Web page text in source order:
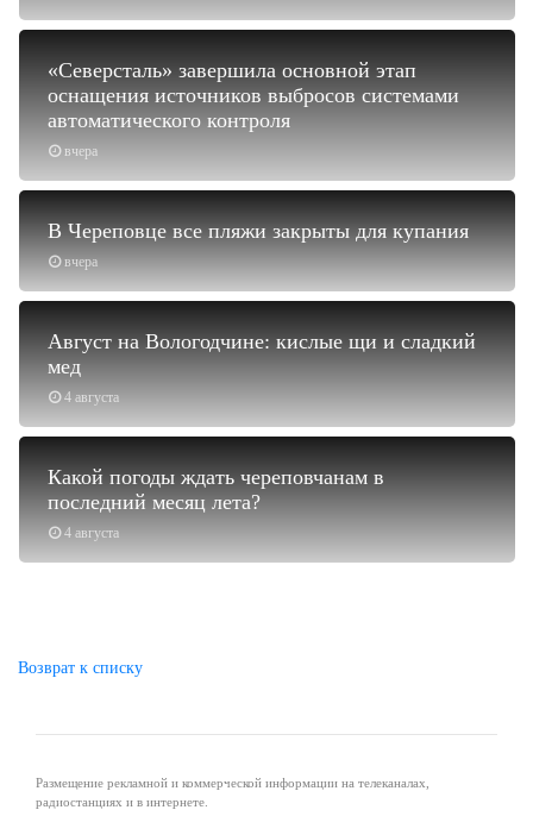
вчера
«Северсталь» завершила основной этап
оснащения источников выбросов системами
автоматического контроля
вчера
В Череповце все пляжи закрыты для купания
4 августа
Август на Вологодчине: кислые щи и сладкий
мед
4 августа
Какой погоды ждать череповчанам в
последний месяц лета?
Возврат к списку
Размещение рекламной и коммерческой информации на телеканалах,
радиостанциях и в интернете.